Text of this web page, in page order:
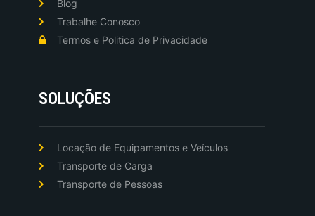
Blog
Trabalhe Conosco
Termos e Politica de Privacidade
SOLUÇÕES
Locação de Equipamentos e Veículos
Transporte de Carga
Transporte de Pessoas